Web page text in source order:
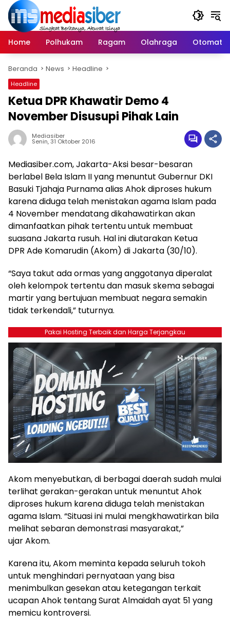
Langsung
konten
Home
Polhukam Ragam Olahraga Otomatif
Beranda News Headline
Headline
Ketua DPR Khawatir Demo 4
November Disusupi Pihak Lain
Mediasiber
Senin, 31 Oktober 2016
Mediasiber.com, Jakarta-Aksi besar-besaran
berlabel Bela Islam II yang menuntut Gubernur DKI
Basuki Tjahaja Purnama alias Ahok diproses hukum
karena diduga telah menistakan agama Islam pada
4 November mendatang dikahawatirkan akan
dimanfaatkan pihak tertentu untuk membuat
suasana Jakarta rusuh. Hal ini diutarakan Ketua
DPR Ade Komarudin (Akom) di Jakarta (30/10).
“Saya takut ada ormas yang anggotanya diperalat
oleh kelompok tertentu dan masuk skema sebagai
martir yang bertujuan membuat negara semakin
tidak terkendali,” tuturnya.
Pakai Hosting Terbaik dan Harga Terjangkau
Akom menyebutkan, di berbagai daerah sudah mulai
terlihat gerakan-gerakan untuk menuntut Ahok
diproses hukum karena diduga telah menistakan
agama Islam. “Situasi ini mulai mengkhawatirkan bila
melihat sebaran demonstrasi masyarakat,”
ujar Akom.
Karena itu, Akom meminta kepada seluruh tokoh
untuk menghindari pernyataan yang bisa
menimbulkan gesekan atau ketegangan terkait
ucapan Ahok tentang Surat Almaidah ayat 51 yang
memicu kontroversi.